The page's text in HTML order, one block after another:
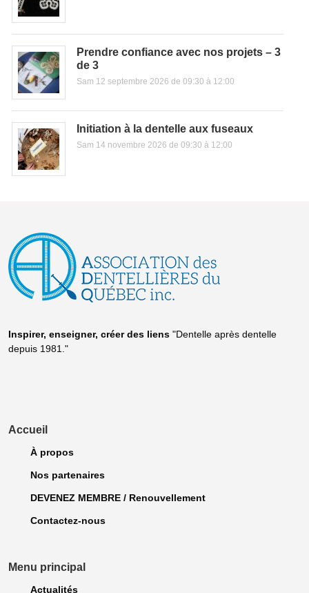
Prendre confiance avec nos projets – 3
de 3
Sam 12 septembre 2026 de 09:30 à 12:00
Initiation à la dentelle aux fuseaux
Sam 14 novembre 2026 de 09:30 à 12:00
Inspirer, enseigner, créer des liens "Dentelle après dentelle
depuis 1981."
Accueil
À propos
Nos partenaires
DEVENEZ MEMBRE / Renouvellement
Contactez-nous
Menu principal
Actualités